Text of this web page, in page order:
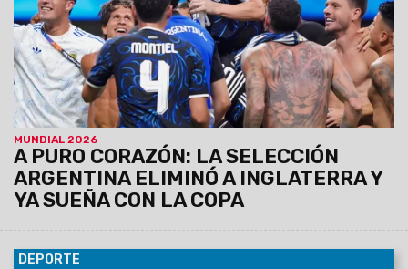
MUNDIAL 2026
A PURO CORAZÓN: LA SELECCIÓN
ARGENTINA ELIMINÓ A INGLATERRA Y
YA SUEÑA CON LA COPA
DEPORTE